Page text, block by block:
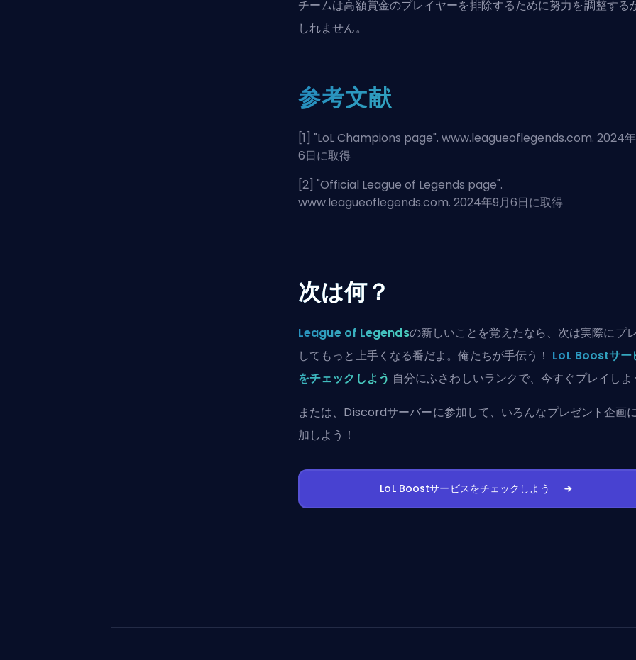
チームは高額賞金のプレイヤーを排除するために努力を調整する
しれません。
参考文献
[1] "LoL Champions page". www.leagueoflegends.com. 2024年
6日に取得
[2] "Official League of Legends page".
www.leagueoflegends.com. 2024年9月6日に取得
次は何？
League of Legendsの新しいことを覚えたなら、次は実際にプ
してもっと上手くなる番だよ。俺たちが手伝う！ LoL Boostサー
をチェックしよう 自分にふさわしいランクで、今すぐプレイしよ
または、 Discordサーバーに参加して、いろんなプレゼント企画
加しよう！
LoL Boostサービスをチェックしよう